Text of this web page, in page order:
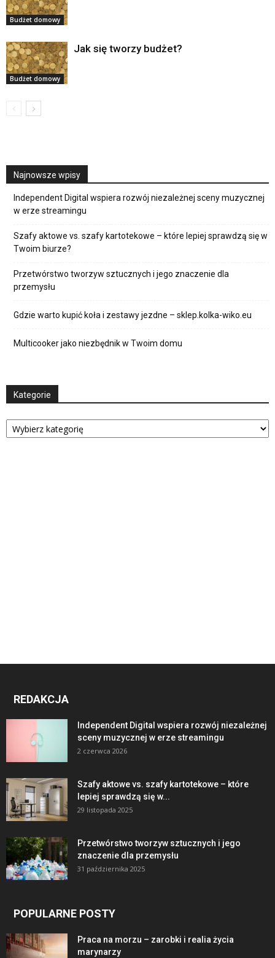
Budżet domowy
Budżet domowy
Jak się tworzy budżet?
Najnowsze wpisy
Independent Digital wspiera rozwój niezależnej sceny muzycznej
w erze streamingu
Szafy aktowe vs. szafy kartotekowe – które lepiej sprawdzą się w
Twoim biurze?
Przetwórstwo tworzyw sztucznych i jego znaczenie dla
przemysłu
Gdzie warto kupić koła i zestawy jezdne – sklep.kolka-wiko.eu
Multicooker jako niezbędnik w Twoim domu
Kategorie
Kategorie
REDAKCJA
Independent Digital wspiera rozwój niezależnej
sceny muzycznej w erze streamingu
2 czerwca 2026
Szafy aktowe vs. szafy kartotekowe – które
lepiej sprawdzą się w...
29 listopada 2025
Przetwórstwo tworzyw sztucznych i jego
znaczenie dla przemysłu
31 października 2025
POPULARNE POSTY
Praca na morzu – zarobki i realia życia
marynarzy